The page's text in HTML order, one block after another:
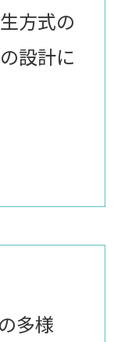
方式の
設計に
多様